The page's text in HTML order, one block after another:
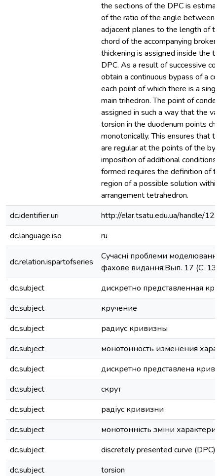
the sections of the DPC is
of the ratio of the angle between
adjacent planes to the length of
chord of the accompanying broken
thickening is assigned inside the
DPC. As a result of successive
obtain a continuous bypass of a
each point of which there is a
main trihedron. The point of
assigned in such a way that the
torsion in the duodenum points
monotonically. This ensures that
are regular at the points of the
imposition of additional conditions
formed requires the definition of
region of a possible solution
arrangement tetrahedron.
dc.identifier.uri
http://elar.tsatu.edu.ua/handle/
dc.language.iso
ru
dc.relation.ispartofseries
Сучасні проблеми
фахове видання;Вып. 17 (С.
dc.subject
дискретно представленная
dc.subject
кручение
dc.subject
радиус кривизны
dc.subject
монотонность изменения
dc.subject
дискретно представлена
dc.subject
скрут
dc.subject
радіус кривизни
dc.subject
монотонність зміни
dc.subject
discretely presented curve (DPC)
dc.subject
torsion